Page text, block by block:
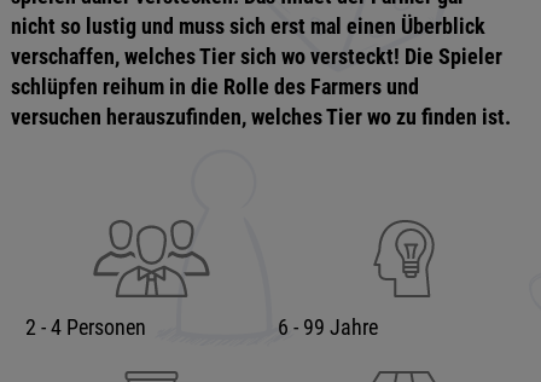
nicht so lustig und muss sich erst mal einen Überblick
verschaffen, welches Tier sich wo versteckt! Die Spieler
schlüpfen reihum in die Rolle des Farmers und
versuchen herauszufinden, welches Tier wo zu finden ist.
2 - 4 Personen 6 - 99 Jahre